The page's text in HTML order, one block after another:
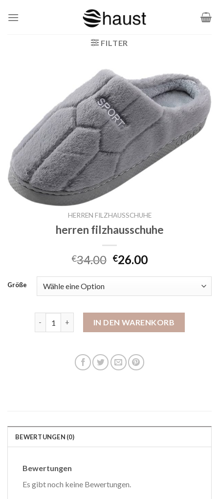
Inhalt
FILTER
HERREN FILZHAUSSCHUHE
herren filzhausschuhe
€34.00 €26.00
Größe
IN DEN WARENKORB
BEWERTUNGEN (0)
Bewertungen
Es gibt noch keine Bewertungen.